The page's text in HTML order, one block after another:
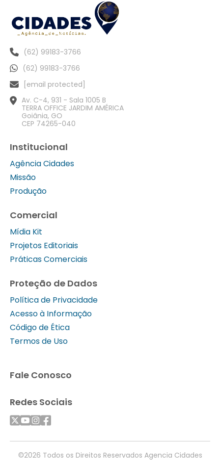
(62) 99183-3766
(62) 99183-3766
[email protected]
Av. C-4, 931 - Sala 1005 B
TERRA OFFICE JARDIM AMÉRICA
Goiânia, GO
CEP 74265-040
Institucional
Agência Cidades
Missão
Produção
Comercial
Mídia Kit
Projetos Editoriais
Práticas Comerciais
Proteção de Dados
Política de Privacidade
Acesso à Informação
Código de Ética
Termos de Uso
Fale Conosco
Redes Sociais
©2026 Todos os Direitos Reservados Agencia Cidades